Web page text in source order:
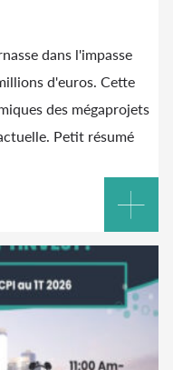
dans l'impasse
d'euros. Cette
des mégaprojets
Petit résumé